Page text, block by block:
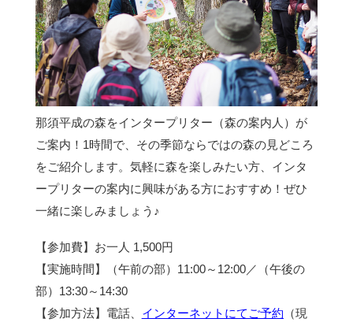
那須平成の森をインタープリター（森の案内人）が
ご案内！1時間で、その季節ならではの森の見どころ
をご紹介します。気軽に森を楽しみたい方、インタ
ープリターの案内に興味がある方におすすめ！ぜひ
一緒に楽しみましょう♪
【参加費】お一人 1,500円
【実施時間】（午前の部）11:00～12:00／（午後の
部）13:30～14:30
【参加方法】電話、 インターネットにてご予約 （現